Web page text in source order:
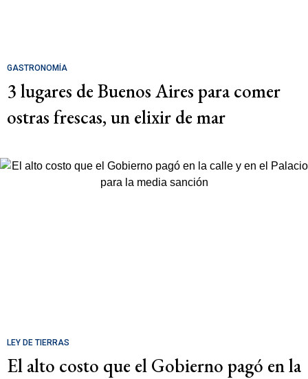
GASTRONOMÍA
3 lugares de Buenos Aires para comer
ostras frescas, un elixir de mar
LEY DE TIERRAS
El alto costo que el Gobierno pagó en la